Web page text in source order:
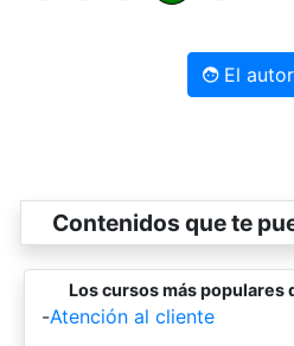
El autor
Contenidos que te
Los cursos más populares
-Atención al cliente